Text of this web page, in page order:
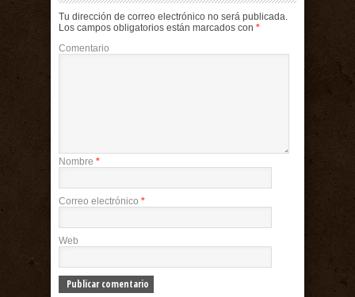
Tu dirección de correo electrónico no será publicada.
Los campos obligatorios están marcados con *
Comentario
Nombre *
Correo electrónico *
Web